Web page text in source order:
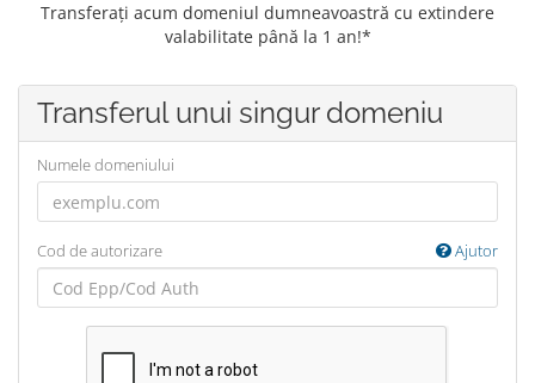
Transferați acum domeniul dumneavoastră cu extindere
valabilitate până la 1 an!*
Transferul unui singur domeniu
Numele domeniului
Cod de autorizare Ajutor